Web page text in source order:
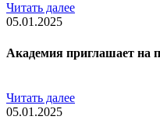
Читать далее
05.01.2025
Академия приглашает на
Читать далее
05.01.2025